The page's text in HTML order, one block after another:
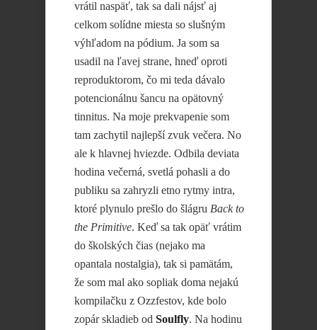
vrátil naspäť, tak sa dali nájsť aj
celkom solídne miesta so slušným
výhľadom na pódium. Ja som sa
usadil na ľavej strane, hneď oproti
reproduktorom, čo mi teda dávalo
potencionálnu šancu na opätovný
tinnitus. Na moje prekvapenie som
tam zachytil najlepší zvuk večera. No
ale k hlavnej hviezde. Odbila deviata
hodina večerná, svetlá pohasli a do
publiku sa zahryzli etno rytmy intra,
ktoré plynulo prešlo do šlágru Back to
the Primitive. Keď sa tak opäť vrátim
do školských čias (nejako ma
opantala nostalgia), tak si pamätám,
že som mal ako sopliak doma nejakú
kompilačku z Ozzfestov, kde bolo
zopár skladieb od Soulfly. Na hodinu